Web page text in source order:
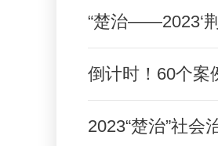
“楚治——2023‘
倒计时！60个案
2023“楚治”社会